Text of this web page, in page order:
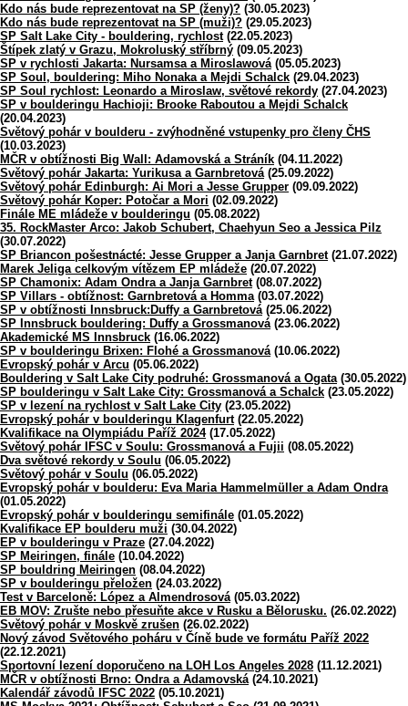
Kdo nás bude reprezentovat na SP (ženy)? (30.05.2023)
Kdo nás bude reprezentovat na SP (muži)? (29.05.2023)
SP Salt Lake City - bouldering, rychlost(22.05.2023)
Štípek zlatý v Grazu, Mokroluský stříbrný (09.05.2023)
SP v rychlosti Jakarta: Nursamsa a Miroslawová (05.05.2023)
SP Soul, bouldering: Miho Nonaka a Mejdi Schalck (29.04.2023)
SP Soul rychlost: Leonardo a Miroslaw, světové rekordy (27.04.2023)
SP v boulderingu Hachioji: Brooke Raboutou a Mejdi Schalck
(20.04.2023)
Světový pohár v boulderu - zvýhodněné vstupenky pro členy ČHS
(10.03.2023)
MČR v obtížnosti Big Wall: Adamovská a Stráník (04.11.2022)
Světový pohár Jakarta: Yurikusa a Garnbretová (25.09.2022)
Světový pohár Edinburgh: Ai Mori a Jesse Grupper (09.09.2022)
Světový pohár Koper: Potočar a Mori (02.09.2022)
Finále ME mládeže v boulderingu (05.08.2022)
35. RockMaster Arco: Jakob Schubert, Chaehyun Seo a Jessica Pilz
(30.07.2022)
SP Briancon pošestnácté: Jesse Grupper a Janja Garnbret(21.07.2022)
Marek Jeliga celkovým vítězem EP mládeže (20.07.2022)
SP Chamonix: Adam Ondra a Janja Garnbret(08.07.2022)
SP Villars - obtížnost: Garnbretová a Homma (03.07.2022)
SP v obtížnosti Innsbruck:Duffy a Garnbretová (25.06.2022)
SP Innsbruck bouldering: Duffy a Grossmanová (23.06.2022)
Akademické MS Innsbruck (16.06.2022)
SP v boulderingu Brixen: Flohé a Grossmanová (10.06.2022)
Evropský pohár v Arcu (05.06.2022)
Bouldering v Salt Lake City podruhé: Grossmanová a Ogata (30.05.2022)
SP boulderingu v Salt Lake City: Grossmanová a Schalck (23.05.2022)
SP v lezení na rychlost v Salt Lake City (23.05.2022)
Evropský pohár v boulderingu Klagenfurt(22.05.2022)
Kvalifikace na Olympiádu Paříž 2024(17.05.2022)
Světový pohár IFSC v Soulu: Grossmanová a Fujii (08.05.2022)
Dva světové rekordy v Soulu (06.05.2022)
Světový pohár v Soulu (06.05.2022)
Evropský pohár v boulderu: Eva Maria Hammelmüller a Adam Ondra
(01.05.2022)
Evropský pohár v boulderingu semifinále (01.05.2022)
Kvalifikace EP boulderu muži (30.04.2022)
EP v boulderingu v Praze (27.04.2022)
SP Meiringen, finále (10.04.2022)
SP bouldring Meiringen (08.04.2022)
SP v boulderingu přeložen (24.03.2022)
Test v Barceloně: López a Almendrosová (05.03.2022)
EB MOV: Zrušte nebo přesuňte akce v Rusku a Bělorusku. (26.02.2022)
Světový pohár v Moskvě zrušen (26.02.2022)
Nový závod Světového poháru v Číně bude ve formátu Paříž 2022
(22.12.2021)
Sportovní lezení doporučeno na LOH Los Angeles 2028 (11.12.2021)
MČR v obtížnosti Brno: Ondra a Adamovská (24.10.2021)
Kalendář závodů IFSC 2022 (05.10.2021)